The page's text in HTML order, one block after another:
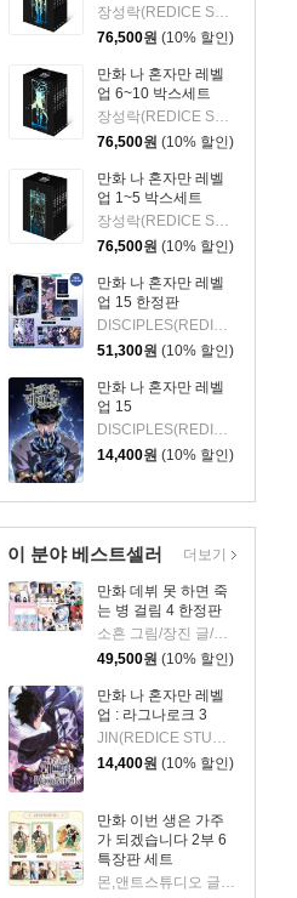
장성락(REDICE STUDIO),DISCIPLES(REDICE STUDIO) 글그림/추공 원저/현군 글
76,500원 (10% 할인)
만화 나 혼자만 레벨
업 6~10 박스세트
장성락(REDICE STUDIO) 글그림/추공 원저/현군 글
76,500원 (10% 할인)
만화 나 혼자만 레벨
업 1~5 박스세트
장성락(REDICE STUDIO) 글그림/추공 원저/현군 글
76,500원 (10% 할인)
만화 나 혼자만 레벨
업 15 한정판
DISCIPLES(REDICE STUDIO) 글그림/추공 원저
51,300원 (10% 할인)
만화 나 혼자만 레벨
업 15
DISCIPLES(REDICE STUDIO) 글그림/추공 원저
14,400원 (10% 할인)
이 분야 베스트셀러
만화 데뷔 못 하면 죽
는 병 걸림 4 한정판
소흔 그림/장진 글/백덕수 원저
49,500원 (10% 할인)
만화 나 혼자만 레벨
업 : 라그나로크 3
JIN(REDICE STUDIO) 글그림/당도(REDICE STUDIO) 글/다울 원저
14,400원 (10% 할인)
만화 이번 생은 가주
가 되겠습니다 2부 6
특장판 세트
몬,앤트스튜디오 글그림/김로아 원저
더보기